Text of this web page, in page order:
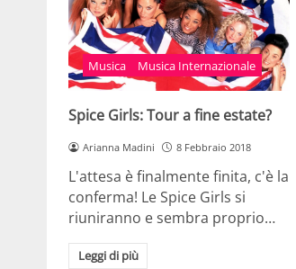
Musica Musica Internazionale
Spice Girls: Tour a fine estate?
Arianna Madini 8 Febbraio 2018
L'attesa è finalmente finita, c'è la
conferma! Le Spice Girls si
riuniranno e sembra proprio…
Leggi di più